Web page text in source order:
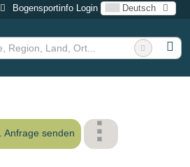
Bogensportinfo Login Deutsch
Anfrage senden